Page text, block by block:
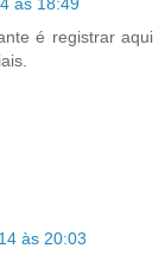
é registrar aqui
às 20:03